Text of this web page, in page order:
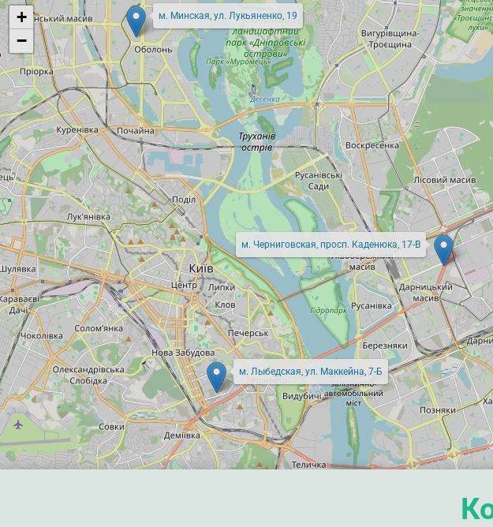
м. Минская, ул. Лукьяненко, 19
м. Лыбедская, ул. Маккейна, 7-Б
м. Черниговская, просп. Каденюка, 17-В
+
−